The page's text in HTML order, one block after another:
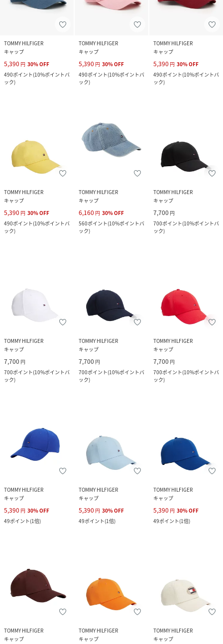
TOMMY HILFIGER
キャップ
5,390 円 30%OFF
490ポイント(10%ポイントバ
ック)
TOMMY HILFIGER
キャップ
5,390 円 30%OFF
490ポイント(10%ポイントバ
ック)
TOMMY HILFIGER
キャップ
5,390 円 30%OFF
490ポイント(10%ポイントバ
ック)
TOMMY HILFIGER
キャップ
5,390 円 30%OFF
490ポイント(10%ポイントバ
ック)
TOMMY HILFIGER
キャップ
6,160 円 30%OFF
560ポイント(10%ポイントバ
ック)
TOMMY HILFIGER
キャップ
7,700 円
700ポイント(10%ポイントバ
ック)
TOMMY HILFIGER
キャップ
7,700 円
700ポイント(10%ポイントバ
ック)
TOMMY HILFIGER
キャップ
7,700 円
700ポイント(10%ポイントバ
ック)
TOMMY HILFIGER
キャップ
7,700 円
700ポイント(10%ポイントバ
ック)
TOMMY HILFIGER
キャップ
5,390 円 30%OFF
49ポイント(1倍)
TOMMY HILFIGER
キャップ
5,390 円 30%OFF
49ポイント(1倍)
TOMMY HILFIGER
キャップ
5,390 円 30%OFF
49ポイント(1倍)
TOMMY HILFIGER
キャップ
TOMMY HILFIGER
キャップ
TOMMY HILFIGER
キャップ